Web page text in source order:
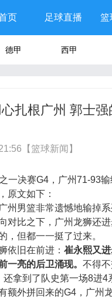
页 足球直播 篮
德甲 西甲
扎根广州 郭士
【篮球新闻】
一决赛G4，广州71-93
原文如下：
州男篮非常遗憾地输掉
对比之下，广州龙狮还
，但都一一挺了过来。
依旧在前进： 崔永熙又
一亮的后卫涌现。 不得
拿到了队史第一场8进4
额外拼回来的G4，广州